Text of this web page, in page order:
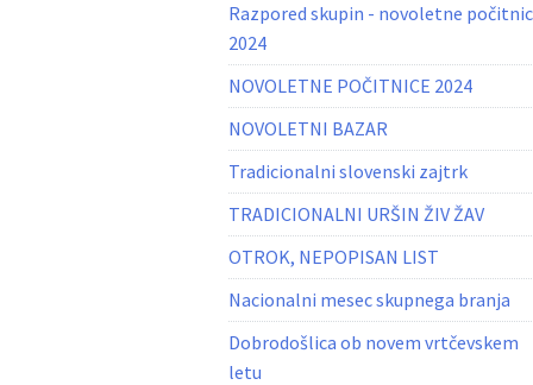
Razpored skupin - novoletne
2024
NOVOLETNE POČITNICE 2024
NOVOLETNI BAZAR
Tradicionalni slovenski zajtrk
TRADICIONALNI URŠIN ŽIV ŽAV
OTROK, NEPOPISAN LIST
Nacionalni mesec skupnega branja
Dobrodošlica ob novem vrtčevskem
letu